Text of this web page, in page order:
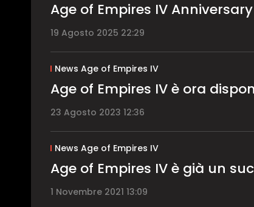
Age of Empires IV
19 Agosto 2025 22:29
News Age of Empires IV
Age of Empires IV è ora
23 Agosto 2023 12:36
News Age of Empires IV
Age of Empires IV è già un
1 Novembre 2021 13:09